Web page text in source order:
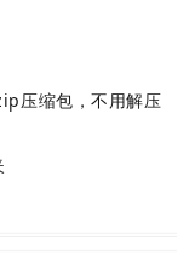
压缩包，不用解压